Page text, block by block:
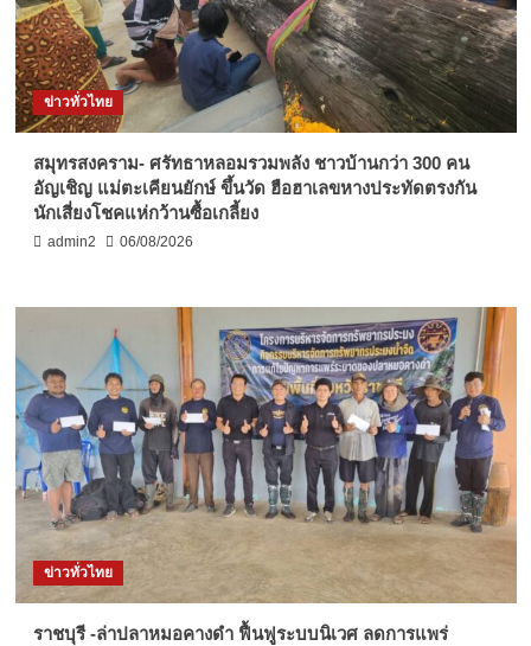
ข่าวทั่วไทย
สมุทรสงคราม- ศรัทธาหลอมรวมพลัง ชาวบ้านกว่า 300 คน
อัญเชิญ แม่ตะเคียนยักษ์ ขึ้นวัด ฮือฮาเลขหางประทัดตรงกัน
นักเสี่ยงโชคแห่กว้านซื้อเกลี้ยง
admin2 06/08/2026
ข่าวทั่วไทย
ราชบุรี -ล่าปลาหมอคางดำ ฟื้นฟูระบบนิเวศ ลดการแพร่